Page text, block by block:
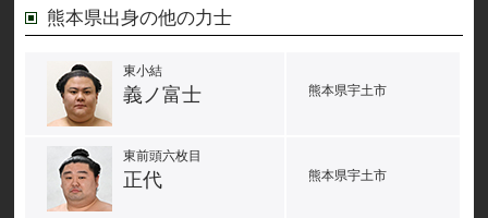
熊本県出身の他の力士
東小結
義ノ富士 熊本県宇土市
東前頭六枚目
正代 熊本県宇土市